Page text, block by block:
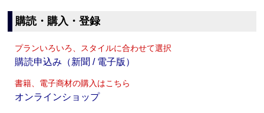
購読・購入・登録
プランいろいろ、スタイルに合わせて選択
購読申込み（新聞 / 電子版）
書籍、電子商材の購入はこちら
オンラインショップ